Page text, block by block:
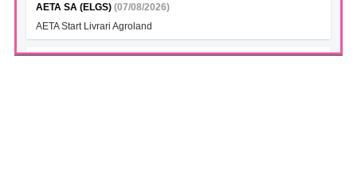
AETA SA (ELGS) (07/08/2026)
AETA Start Livrari Agroland